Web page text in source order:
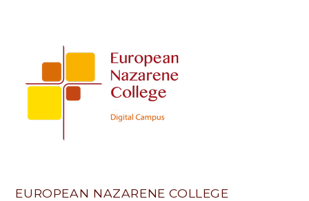
Reference
LC
EUROPEAN NAZARENE COLLEGE